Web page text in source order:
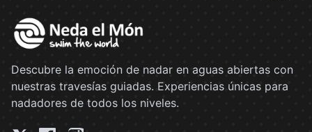
Descubre la emoción de nadar en aguas abiertas con
nuestras travesías guiadas. Experiencias únicas para
nadadores de todos los niveles.